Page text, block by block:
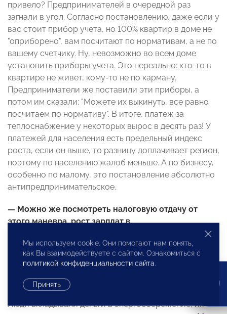
привело? Предпринимателей в очередной раз
загнали в угол. Согласно постановлению, даже если у
вас стоит прибор учета, но 100% квартир в доме не
"оприборено", вам посчитают по нормативам, а не по
вашему счетчику. Ну, невозможно во всем доме
установить приборы учета. Это нереально: кто-то в
квартире не живет, кому-то не по карману.
Предприниматели же поставили эти приборы, а
потом им сказали: "Можете их выкинуть, все равно
посчитаем по нормативу". В итоге, платеж за
теплоснабжение у некоторых вырос в десять раз! У
платежей для населения есть предельный индекс
роста, если он выше, то разницу доплачивает регион,
поэтому по населению жалоб меньше. А по бизнесу,
особенно по малому, это постановление абсолютно
антипредпринимательское.
— Можно же посмотреть налоговую отдачу от
этого маневра, рост зарплат в
— Да даже если есть какая-то отдача от этого
маневра, вреда оно нанесло несоизмеримо больше.
Они изъяли у бизнеса огромные деньги! Сейчас те,
кто выжил в катаклизме, пребывают в пессимизме.
Люди вкладывали деньги в энергосбережение, их
Мы используем cookie. Они помогают нам понять,
как Вы взаимодействуете с сайтом. Ознакомиться с
политикой конфиденциальности сайта.
Принять